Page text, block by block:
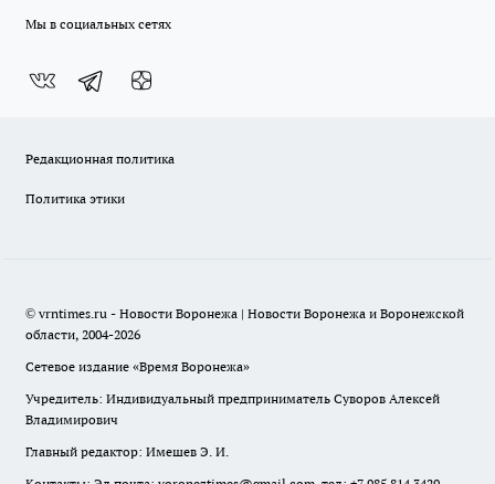
Мы в социальных сетях
Редакционная политика
Политика этики
© vrntimes.ru - Новости Воронежа | Новости Воронежа и Воронежской
области, 2004-2026
Сетевое издание «Время Воронежа»
Учредитель: Индивидуальный предприниматель Суворов Алексей
Владимирович
Главный редактор: Имешев Э. И.